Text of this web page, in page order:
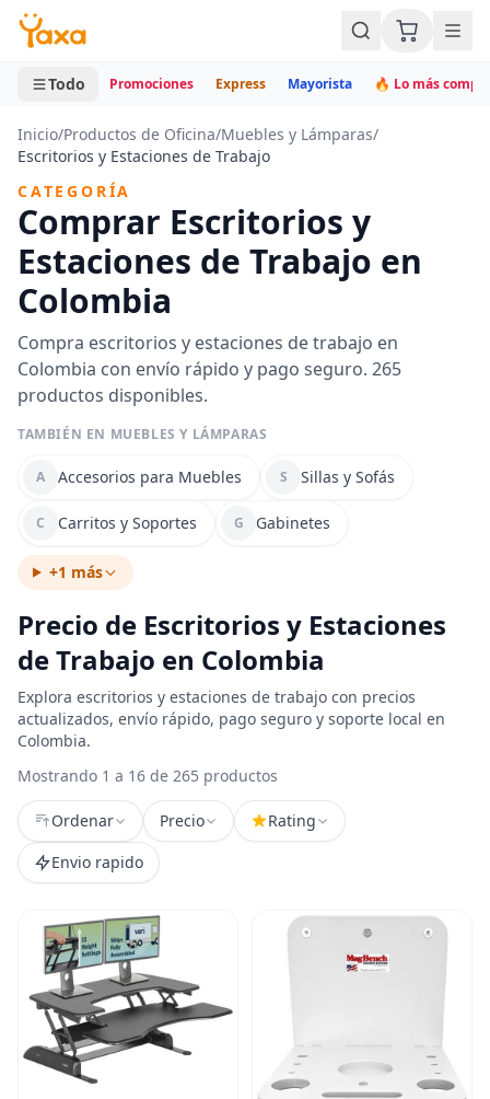
MINI CARRITO
0 productos
Todo Promociones Express Mayorista 🔥 Lo más
Inicio/Productos de Oficina/Muebles y Lámparas/
Escritorios y Estaciones de Trabajo
CATEGORÍA
Comprar Escritorios y
Estaciones de Trabajo en
Colombia
Compra escritorios y estaciones de trabajo en
Colombia con envío rápido y pago seguro. 265
productos disponibles.
TAMBIÉN EN MUEBLES Y LÁMPARAS
A Accesorios para Muebles S Sillas y Sofás
C Carritos y Soportes G Gabinetes
+1 más
Precio de Escritorios y Estaciones
de Trabajo en Colombia
Explora escritorios y estaciones de trabajo con precios
actualizados, envío rápido, pago seguro y soporte local en
Colombia.
Mostrando 1 a 16 de 265 productos
Ordenar Precio
Rating
Envio rapido